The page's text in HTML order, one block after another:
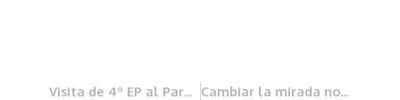
Visita de 4º EP al Parque de la Albufera Cambiar la mirada nos hace más felices